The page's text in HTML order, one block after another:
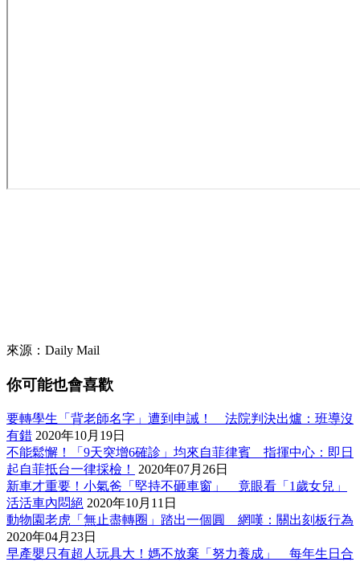
來源：Daily Mail
你可能也會喜歡
要轉學生「背老師名字」遭到申誡！ 法院判決出爐：班導沒
有錯 2020年10月19日
不能鬆懈！「9天突增6確診」均來自菲律賓 指揮中心：即日
起自菲抵台一律採檢！
2020年07月26日
新車才重要！小氣爸「堅持不砸車窗」 竟眼看「1歲女兒」
活活車內悶絕 2020年10月11日
動物園老虎「無止盡轉圈」踏出一個圓 網嘆：關出刻板行為
2020年04月23日
早產嬰只有超人玩具大！媽不放棄「努力養成」 每年生日合